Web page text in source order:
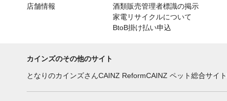
店舗情報
酒類販売管理者標識の掲示
家電リサイクルについて
BtoB掛け払い申込
カインズのその他のサイト
となりのカインズさんCAINZ ReformCAINZ ペット総合サイト